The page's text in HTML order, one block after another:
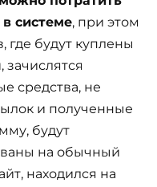
системе, при этом
где будут куплены
средства, не
и полученные
будут
на обычный
находился на